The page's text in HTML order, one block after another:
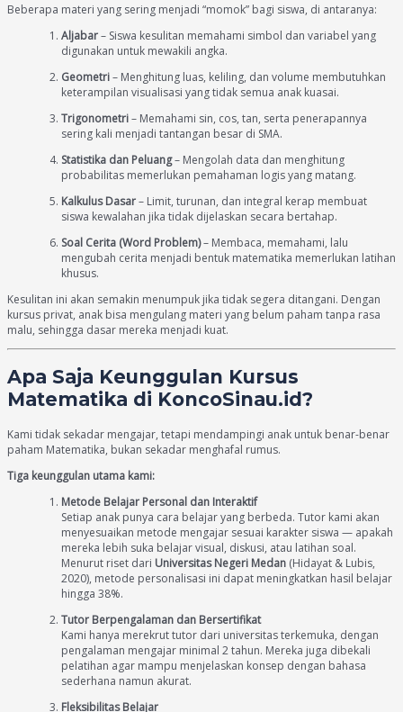
Beberapa materi yang sering menjadi “momok” bagi siswa, di antaranya:
Aljabar– Siswa kesulitan memahami simbol dan variabel yang
digunakan untuk mewakili angka.
Geometri– Menghitung luas, keliling, dan volume membutuhkan
keterampilan visualisasi yang tidak semua anak kuasai.
Trigonometri– Memahami sin, cos, tan, serta penerapannya
sering kali menjadi tantangan besar di SMA.
Statistika dan Peluang– Mengolah data dan menghitung
probabilitas memerlukan pemahaman logis yang matang.
Kalkulus Dasar– Limit, turunan, dan integral kerap membuat
siswa kewalahan jika tidak dijelaskan secara bertahap.
Soal Cerita (Word Problem)– Membaca, memahami, lalu
mengubah cerita menjadi bentuk matematika memerlukan latihan
khusus.
Kesulitan ini akan semakin menumpuk jika tidak segera ditangani. Dengan
kursus privat, anak bisa mengulang materi yang belum paham tanpa rasa
malu, sehingga dasar mereka menjadi kuat.
Apa Saja Keunggulan Kursus
Matematika di KoncoSinau.id?
Kami tidak sekadar mengajar, tetapi mendampingi anak untuk benar-benar
paham Matematika, bukan sekadar menghafal rumus.
Tiga keunggulan utama kami:
Metode Belajar Personal dan Interaktif
Setiap anak punya cara belajar yang berbeda. Tutor kami akan
menyesuaikan metode mengajar sesuai karakter siswa — apakah
mereka lebih suka belajar visual, diskusi, atau latihan soal.
Menurut riset dari Universitas Negeri Medan (Hidayat & Lubis,
2020), metode personalisasi ini dapat meningkatkan hasil belajar
hingga 38%.
Tutor Berpengalaman dan Bersertifikat
Kami hanya merekrut tutor dari universitas terkemuka, dengan
pengalaman mengajar minimal 2 tahun. Mereka juga dibekali
pelatihan agar mampu menjelaskan konsep dengan bahasa
sederhana namun akurat.
Fleksibilitas Belajar